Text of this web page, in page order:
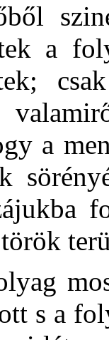
a
a
s a